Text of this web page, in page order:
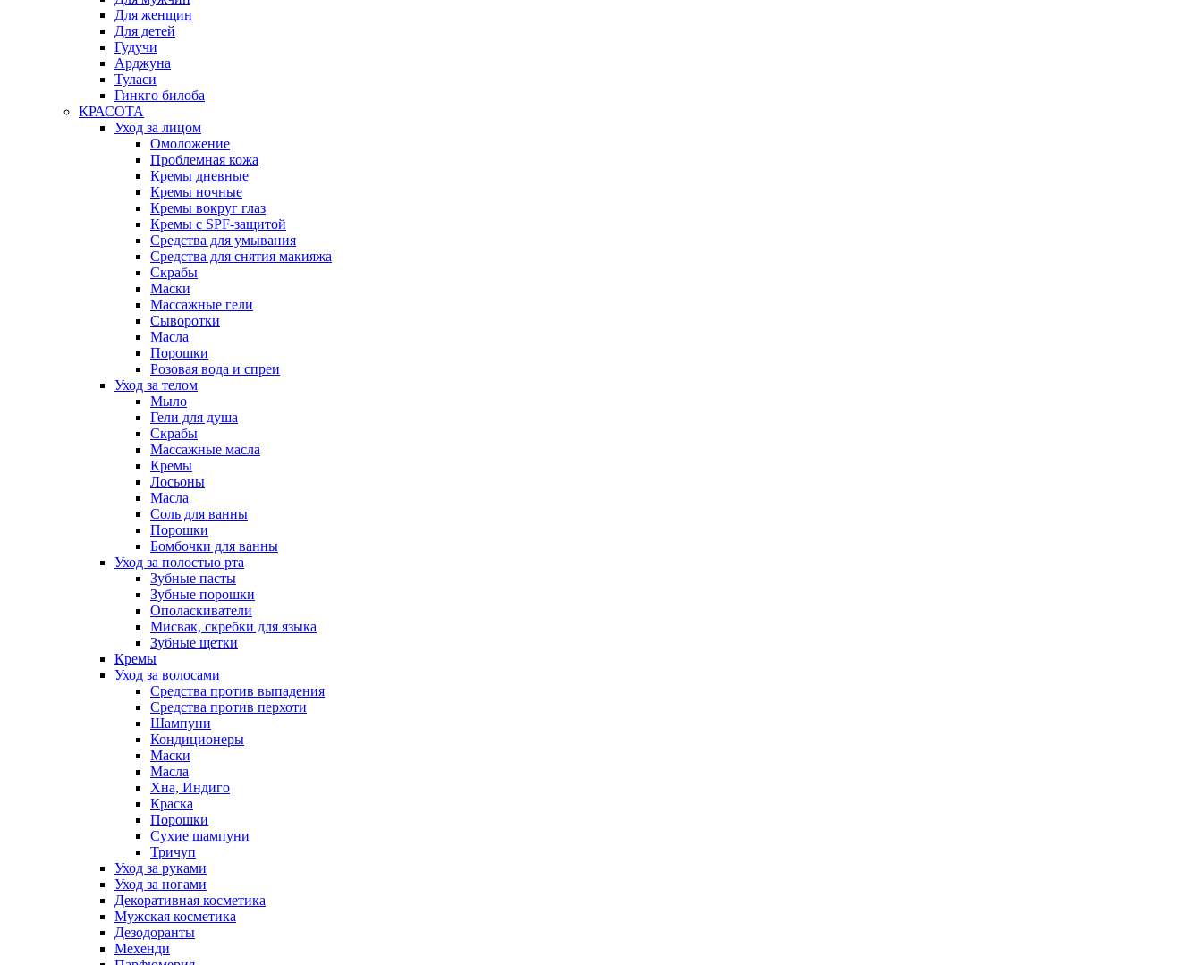
Для женщин
Для детей
Гудучи
Арджуна
Туласи
Гинкго билоба
КРАСОТА
Уход за лицом
Омоложение
Проблемная кожа
Кремы дневные
Кремы ночные
Кремы вокруг глаз
Кремы с SPF-защитой
Средства для умывания
Средства для снятия макияжа
Скрабы
Маски
Массажные гели
Сыворотки
Масла
Порошки
Розовая вода и спреи
Уход за телом
Мыло
Гели для душа
Скрабы
Массажные масла
Кремы
Лосьоны
Масла
Соль для ванны
Порошки
Бомбочки для ванны
Уход за полостью рта
Зубные пасты
Зубные порошки
Ополаскиватели
Мисвак, скребки для языка
Зубные щетки
Кремы
Уход за волосами
Средства против выпадения
Средства против перхоти
Шампуни
Кондиционеры
Маски
Масла
Хна, Индиго
Краска
Порошки
Сухие шампуни
Тричуп
Уход за руками
Уход за ногами
Декоративная косметика
Мужская косметика
Дезодоранты
Мехенди